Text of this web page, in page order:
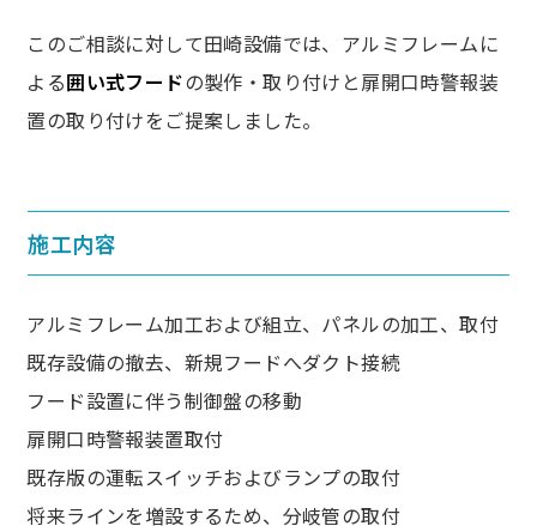
このご相談に対して田崎設備では、アルミフレームに
よる囲い式フードの製作・取り付けと扉開口時警報装
置の取り付けをご提案しました。
施工内容
アルミフレーム加工および組立、パネルの加工、取付
既存設備の撤去、新規フードへダクト接続
フード設置に伴う制御盤の移動
扉開口時警報装置取付
既存版の運転スイッチおよびランプの取付
将来ラインを増設するため、分岐管の取付